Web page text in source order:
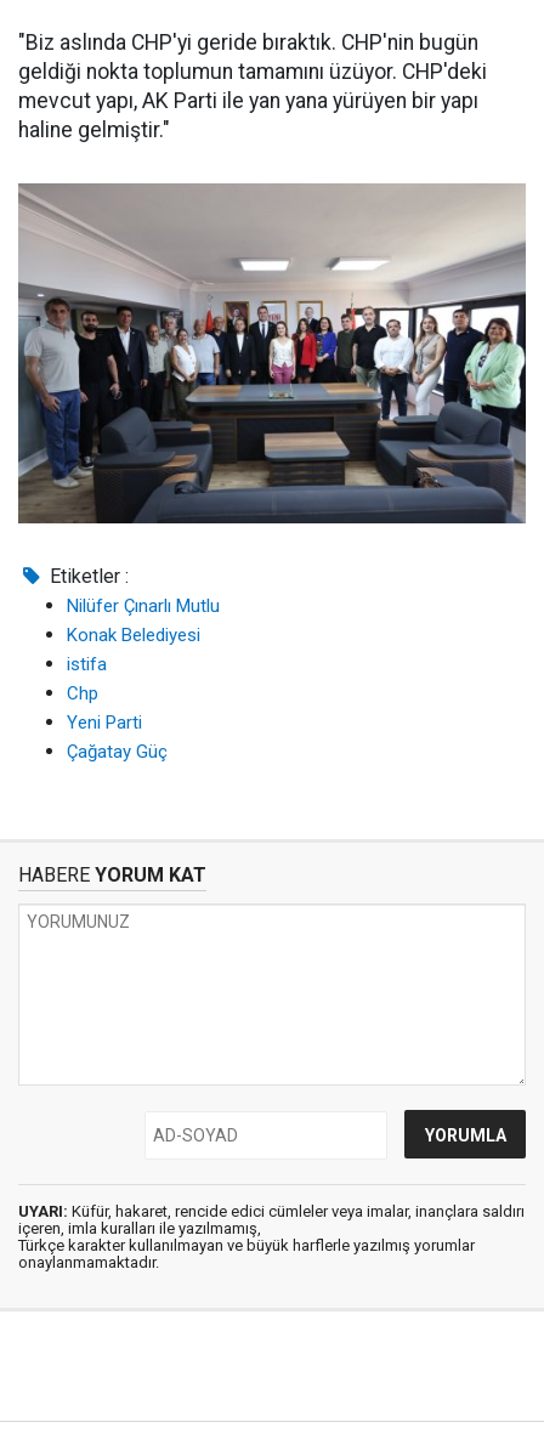
"Biz aslında CHP'yi geride bıraktık. CHP'nin bugün
geldiği nokta toplumun tamamını üzüyor. CHP'deki
mevcut yapı, AK Parti ile yan yana yürüyen bir yapı
haline gelmiştir."
Etiketler :
Nilüfer Çınarlı Mutlu
Konak Belediyesi
istifa
Chp
Yeni Parti
Çağatay Güç
HABERE YORUM KAT
UYARI: Küfür, hakaret, rencide edici cümleler veya imalar, inançlara saldırı
içeren, imla kuralları ile yazılmamış,
Türkçe karakter kullanılmayan ve büyük harflerle yazılmış yorumlar
onaylanmamaktadır.